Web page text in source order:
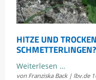
HITZE UND
SCHMETTERLINGEN?
Weiterlesen …Hitze
und
von Franziska Back | lbv.de